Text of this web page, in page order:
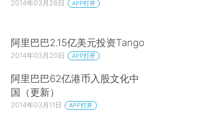
2014年03月28日 APP打开
阿里巴巴2.15亿美元投资Tango
2014年03月20日 APP打开
阿里巴巴62亿港币入股文化中
国（更新）
2014年03月11日 APP打开